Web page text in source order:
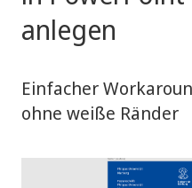
anlegen
Einfacher
ohne weiße Ränder